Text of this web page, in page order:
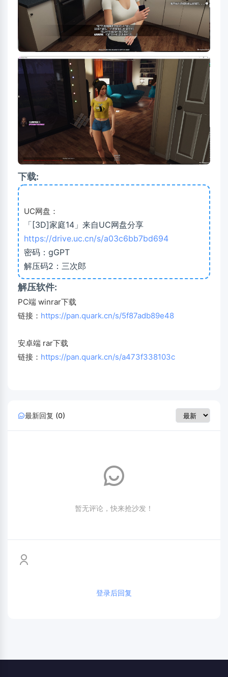
下载:
UC网盘：
「[3D]家庭14」来自UC网盘分享
https://drive.uc.cn/s/a03c6bb7bd694
密码：gGPT
解压码2：三次郎
解压软件:
PC端 winrar下载
链接： https://pan.quark.cn/s/5f87adb89e48
安卓端 rar下载
链接： https://pan.quark.cn/s/a473f338103c
最新回复 (0)
暂无评论，快来抢沙发！
登录后回复